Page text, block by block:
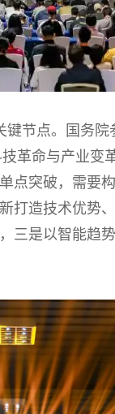
节点。国务
革命与产业变
点突破，需要
打造技术优势
三是以智能趋